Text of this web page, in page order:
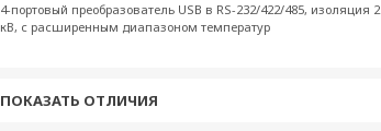
4-портовый преобразователь USB в RS-232/422/485, изоляция 2
кВ, с расширенным диапазоном температур
ПОКАЗАТЬ ОТЛИЧИЯ